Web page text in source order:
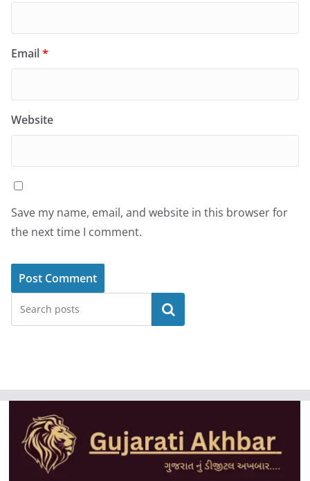
Email*
Website
Save my name, email, and website in this browser for
the next time I comment.
Search